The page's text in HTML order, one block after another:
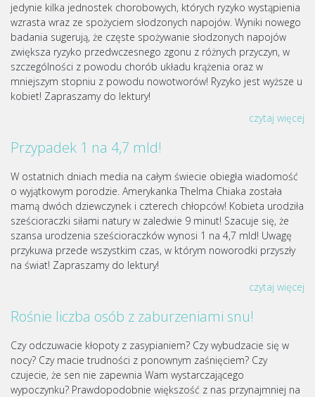
jedynie kilka jednostek chorobowych, których ryzyko wystąpienia
wzrasta wraz ze spożyciem słodzonych napojów. Wyniki nowego
badania sugerują, że częste spożywanie słodzonych napojów
zwiększa ryzyko przedwczesnego zgonu z różnych przyczyn, w
szczególności z powodu chorób układu krążenia oraz w
mniejszym stopniu z powodu nowotworów! Ryzyko jest wyższe u
kobiet! Zapraszamy do lektury!
czytaj więcej
Przypadek 1 na 4,7 mld!
W ostatnich dniach media na całym świecie obiegła wiadomość
o wyjątkowym porodzie. Amerykanka Thelma Chiaka została
mamą dwóch dziewczynek i czterech chłopców! Kobieta urodziła
sześcioraczki siłami natury w zaledwie 9 minut! Szacuje się, że
szansa urodzenia sześcioraczków wynosi 1 na 4,7 mld! Uwagę
przykuwa przede wszystkim czas, w którym noworodki przyszły
na świat! Zapraszamy do lektury!
czytaj więcej
Rośnie liczba osób z zaburzeniami snu!
Czy odczuwacie kłopoty z zasypianiem? Czy wybudzacie się w
nocy? Czy macie trudności z ponownym zaśnięciem? Czy
czujecie, że sen nie zapewnia Wam wystarczającego
wypoczynku? Prawdopodobnie większość z nas przynajmniej na